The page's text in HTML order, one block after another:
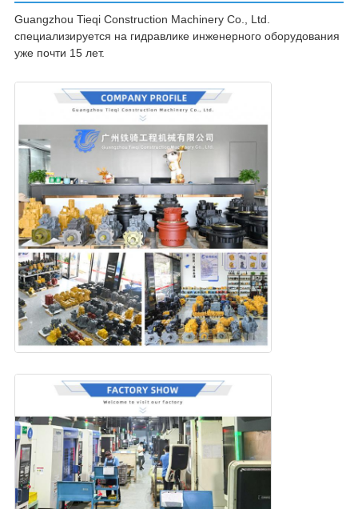
Guangzhou Tieqi Construction Machinery Co., Ltd.
специализируется на гидравлике инженерного оборудования
уже почти 15 лет.